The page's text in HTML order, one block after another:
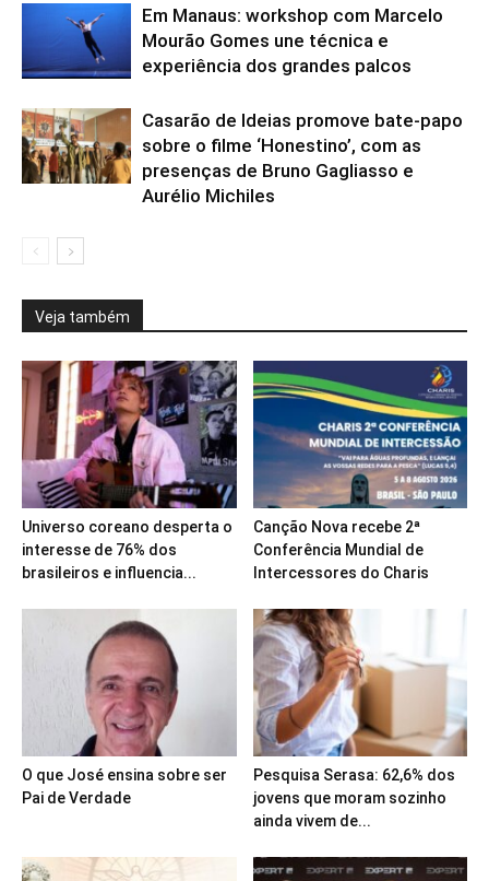
Em Manaus: workshop com Marcelo
Mourão Gomes une técnica e
experiência dos grandes palcos
Casarão de Ideias promove bate-papo
sobre o filme ‘Honestino’, com as
presenças de Bruno Gagliasso e
Aurélio Michiles
Veja também
Universo coreano desperta o
interesse de 76% dos
brasileiros e influencia...
Canção Nova recebe 2ª
Conferência Mundial de
Intercessores do Charis
O que José ensina sobre ser
Pai de Verdade
Pesquisa Serasa: 62,6% dos
jovens que moram sozinho
ainda vivem de...